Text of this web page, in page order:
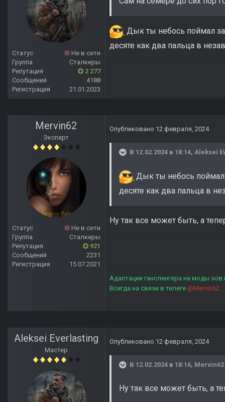
Статус
Не в сети
Группа
Сталкеры
Репутация
2 277
Сообщений
4188
Регистрация
21.01.2023
Дык ты небось поймал за
десяте как два пальца в
Mervin62
Эксперт
Статус
Не в сети
Группа
Сталкеры
Репутация
921
Сообщений
2231
Регистрация
15.07.2021
Опубликовано 12 февраля, 2024
В 12.02.2024 в 18:14, Aleksei
Дык ты небось поймал
десяте как два пальца в
Ну так все может быть, а
Адаптации ганслингера на моды зов
Всегда на связи в телеге @Mervin62
Aleksei Everlasting
Мастер
Опубликовано 12 февраля, 2024
В 12.02.2024 в 18:16, Mervin62
Ну так все может быть, а